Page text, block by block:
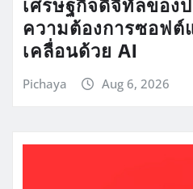
เศรษฐกิจดิจิทัลของป
ความต้องการซอฟต์
เคลื่อนด้วย AI
Pichaya Aug 6, 2026